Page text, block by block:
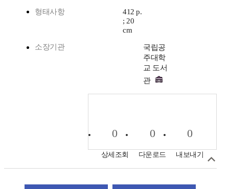
형태사항
412 p.
; 20
cm
소장기관
국립공
주대학
교 도서
관
0
상세조회
0
다운로드
0
내보내기